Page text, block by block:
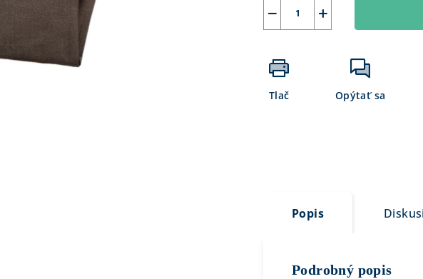
+
−
Tlač Opýtať sa
Popis
Podrobný popis